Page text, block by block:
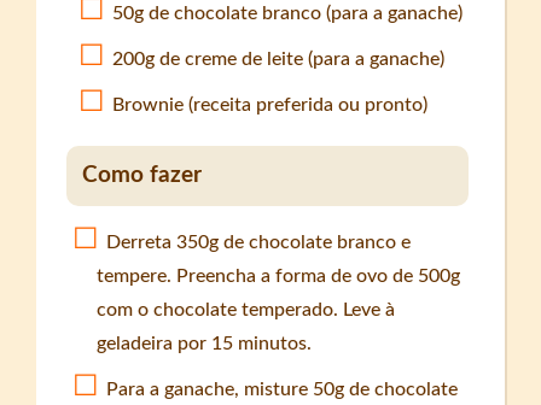
50g de chocolate branco (para a ganache)
200g de creme de leite (para a ganache)
Brownie (receita preferida ou pronto)
Como fazer
Derreta 350g de chocolate branco e
tempere. Preencha a forma de ovo de 500g
com o chocolate temperado. Leve à
geladeira por 15 minutos.
Para a ganache, misture 50g de chocolate